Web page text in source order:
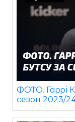
ФОТО. Гаррі
сезон 2023/